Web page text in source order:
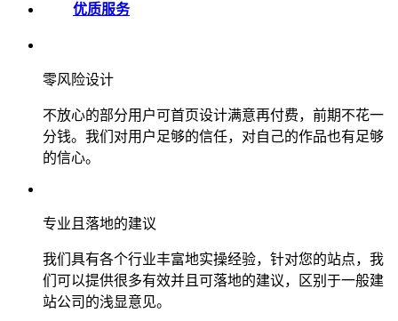
优质服务
零风险设计
不放心的部分用户可首页设计满意再付费，前期不花一
分钱。我们对用户足够的信任，对自己的作品也有足够
的信心。
专业且落地的建议
我们具有各个行业丰富地实操经验，针对您的站点，我
们可以提供很多有效并且可落地的建议，区别于一般建
站公司的浅显意见。